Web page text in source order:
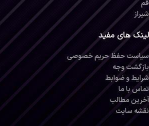
قم
شیراز
لینک های مفید
سیاست حفظ حریم خصوصی
بازگشت وجه
شرایط و ضوابط
تماس با ما
آخرین مطالب
نقشه سایت